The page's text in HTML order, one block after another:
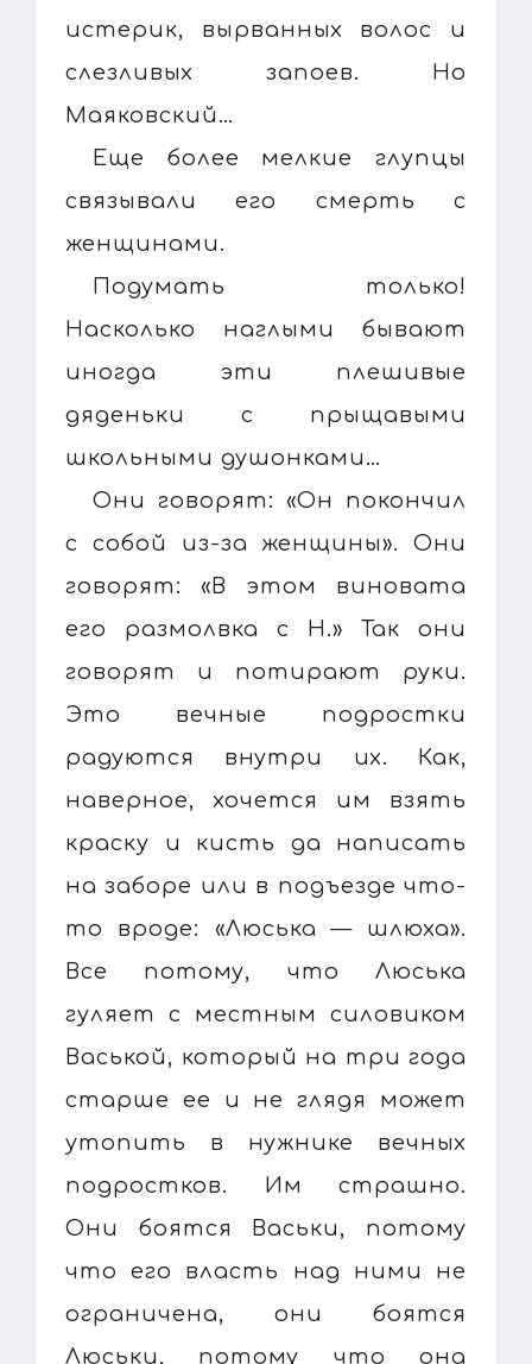
истерик, вырванных волос и
слезливых запоев. Но
Маяковский…
Еще более мелкие глупцы
связывали его смерть с
женщинами.
Подумать только!
Насколько наглыми бывают
иногда эти плешивые
дяденьки с прыщавыми
школьными душонками…
Они говорят: «Он покончил
с собой из-за женщины». Они
говорят: «В этом виновата
его размолвка с Н.» Так они
говорят и потирают руки.
Это вечные подростки
радуются внутри их. Как,
наверное, хочется им взять
краску и кисть да написать
на заборе или в подъезде что-
то вроде: «Люська — шлюха».
Все потому, что Люська
гуляет с местным силовиком
Васькой, который на три года
старше ее и не глядя может
утопить в нужнике вечных
подростков. Им страшно.
Они боятся Васьки, потому
что его власть над ними не
ограничена, они боятся
Люськи, потому что она